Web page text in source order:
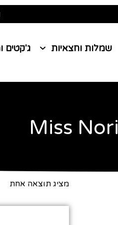
שמלות וחצאיות ג'קטים
Miss Nori
מציג תוצאה אחת